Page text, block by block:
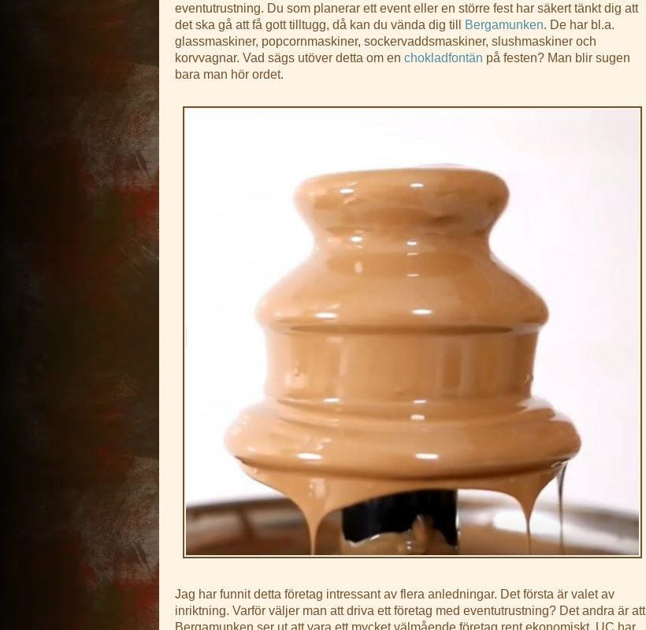
eventutrustning. Du som planerar ett event eller en större fest har säkert tänkt dig att
det ska gå att få gott tilltugg, då kan du vända dig till
Bergamunken. De har bl.a.
glassmaskiner, popcornmaskiner, sockervaddsmaskiner, slushmaskiner och
korvvagnar. Vad sägs utöver detta om en chokladfontän på festen? Man blir sugen
bara man hör ordet.
Jag har funnit detta företag intressant av flera anledningar. Det första är valet av
inriktning. Varför väljer man att driva ett företag med eventutrustning? Det andra är att
Bergamunken ser ut att vara ett mycket välmående företag rent ekonomiskt. UC har